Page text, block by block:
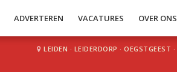
ADVERTEREN VACATURES OVER ONS
LEIDEN · LEIDERDORP · OEGSTGEEST ·